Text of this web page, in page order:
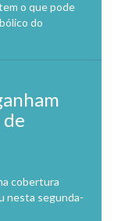
o que pode
do
cobertura
nesta segunda-